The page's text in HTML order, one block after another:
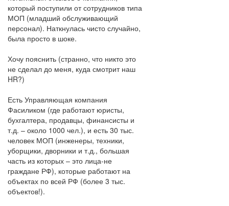
который поступили от сотрудников типа
МОП (младший обслуживающий
персонал). Наткнулась чисто случайно,
была просто в шоке.
Хочу пояснить (странно, что никто это
не сделал до меня, куда смотрит наш
HR?)
Есть Управляющая компания
Фасиликом (где работают юристы,
бухгалтера, продавцы, финансисты и
т.д. – около 1000 чел.), и есть 30 тыс.
человек МОП (инженеры, техники,
уборщики, дворники и т.д., большая
часть из которых – это лица-не
граждане РФ), которые работают на
объектах по всей РФ (более 3 тыс.
объектов!).